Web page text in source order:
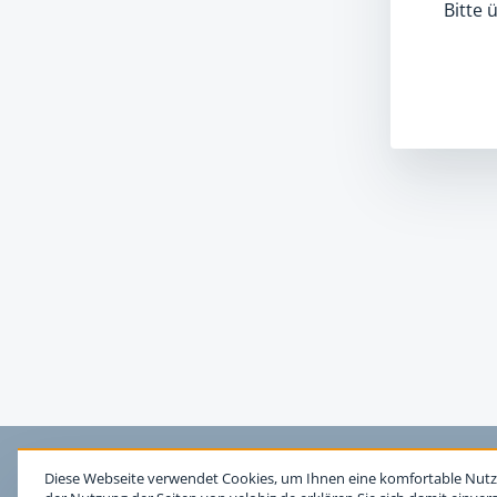
Bitte
Diese Webseite verwendet Cookies, um Ihnen eine komfortable